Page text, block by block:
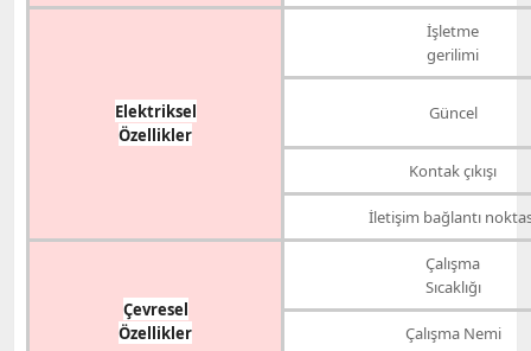
Elektriksel
Özellikler
İşletme
gerilimi
Güncel
Kontak çıkışı
İletişim bağlantı
Çevresel
Özellikler
Çalışma
Sıcaklığı
Çalışma Nemi